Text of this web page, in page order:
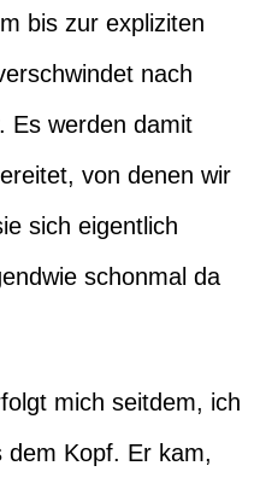
bis zur expliziten
nach
Es werden damit
von denen wir
sich eigentlich
schonmal da
mich seitdem, ich
dem Kopf. Er kam,